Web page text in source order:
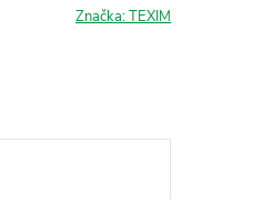
Značka:TEXIM